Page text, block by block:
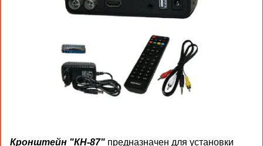
Кронштейн "КН-87" предназначен для установки